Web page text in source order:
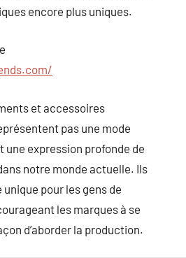
encore plus uniques.
et accessoires
pas une mode
une expression profonde de
notre monde actuelle. Ils
pour les gens de
les marques à se
d’aborder la production.